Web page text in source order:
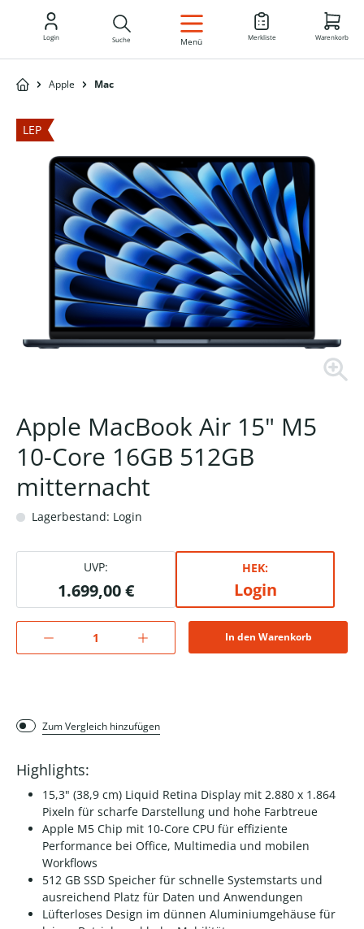
DE
Login Suche Menü Merkliste Warenkorb
Apple Mac
LEP
Apple MacBook Air 15" M5
10-Core 16GB 512GB
mitternacht
Lagerbestand: Login
UVP:
1.699,00 €
HEK:
Login
In den Warenkorb
Zum Vergleich hinzufügen
Highlights:
15,3" (38,9 cm) Liquid Retina Display mit 2.880 x 1.864
Pixeln für scharfe Darstellung und hohe Farbtreue
Apple M5 Chip mit 10-Core CPU für effiziente
Performance bei Office, Multimedia und mobilen
Workflows
512 GB SSD Speicher für schnelle Systemstarts und
ausreichend Platz für Daten und Anwendungen
Lüfterloses Design im dünnen Aluminiumgehäuse für